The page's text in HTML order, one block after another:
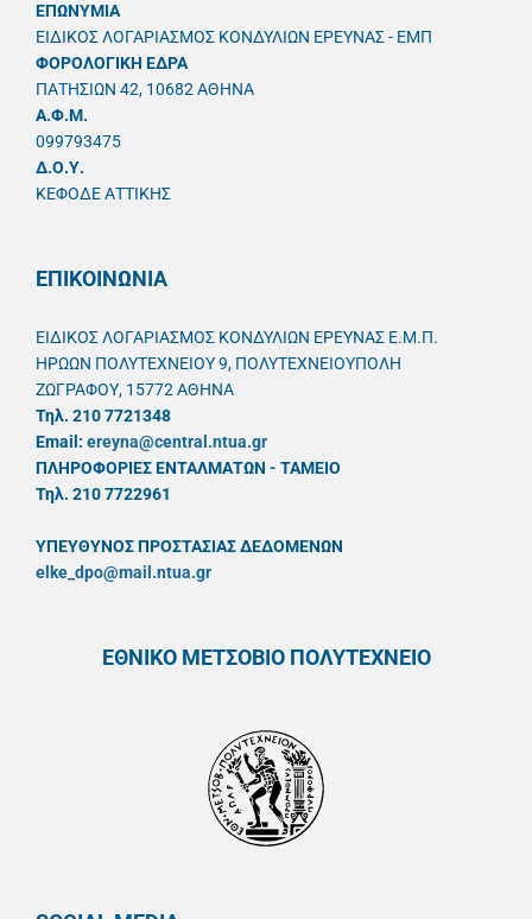
ΕΠΩΝΥΜΙΑ
ΕΙΔΙΚΟΣ ΛΟΓΑΡΙΑΣΜΟΣ ΚΟΝΔΥΛΙΩΝ ΕΡΕΥΝΑΣ - ΕΜΠ
ΦΟΡΟΛΟΓΙΚΗ ΕΔΡΑ
ΠΑΤΗΣΙΩΝ 42, 10682 ΑΘΗΝΑ
A.Φ.Μ.
099793475
Δ.Ο.Υ.
ΚΕΦΟΔΕ ΑΤΤΙΚΗΣ
ΕΠΙΚΟΙΝΩΝΙΑ
ΕΙΔΙΚΟΣ ΛΟΓΑΡΙΑΣΜΟΣ ΚΟΝΔΥΛΙΩΝ ΕΡΕΥΝΑΣ Ε.Μ.Π.
ΗΡΩΩΝ ΠΟΛΥΤΕΧΝΕΙΟΥ 9, ΠΟΛΥΤΕΧΝΕΙΟΥΠΟΛΗ
ΖΩΓΡΑΦΟΥ, 15772 ΑΘΗΝΑ
Τηλ. 210 7721348
Email: ereyna@central.ntua.gr
ΠΛΗΡΟΦΟΡΙΕΣ ΕΝΤΑΛΜΑΤΩΝ - ΤΑΜΕΙΟ
Τηλ. 210 7722961
ΥΠΕΥΘYΝΟΣ ΠΡΟΣΤΑΣΙΑΣ ΔΕΔΟΜΕΝΩΝ
elke_dpo@mail.ntua.gr
ΕΘΝΙΚΟ ΜΕΤΣΟΒΙΟ ΠΟΛΥΤΕΧΝΕΙΟ